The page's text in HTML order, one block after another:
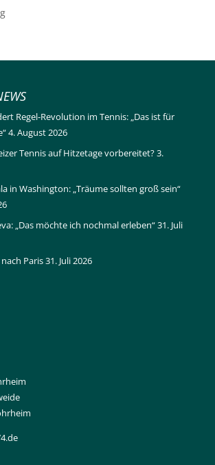
Regel-Revolution im Tennis: „Das ist für
4. August 2026
Tennis auf Hitzetage vorbereitet?3.
in Washington: „Träume sollten groß sein“
„Das möchte ich nochmal erleben“31. Juli
Paris31. Juli 2026